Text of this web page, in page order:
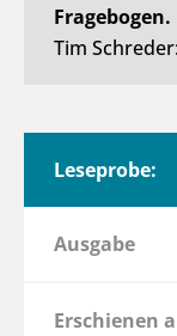
Fragebogen.
Tim
Leseprobe:
Ausgabe
Erschienen